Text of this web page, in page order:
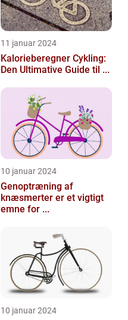
11 januar 2024
Kalorieberegner Cykling:
Den Ultimative Guide til ...
10 januar 2024
Genoptræning af
knæsmerter er et vigtigt
emne for ...
10 januar 2024